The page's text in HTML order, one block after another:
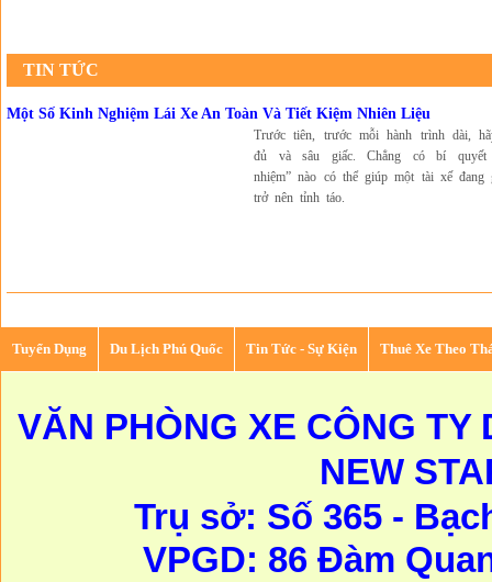
TIN TỨC
Một Số Kinh Nghiệm Lái Xe An Toàn Và Tiết Kiệm Nhiên Liệu
Trước tiên, trước mỗi hành trình dài,
đủ và sâu giấc. Chẳng có bí quyết
nhiệm” nào có thể giúp một tài xế đang
trở nên tỉnh táo.
Tuyển Dụng Du Lịch Phú Quốc Tin Tức - Sự Kiện Thuê Xe Theo
VĂN PHÒNG XE CÔNG TY
NEW
Trụ sở: Số 365 -
VPGD: 86 Đàm